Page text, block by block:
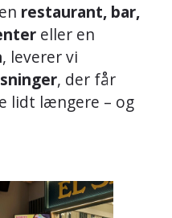
restaurant, bar,
eller en
, leverer vi
, der får
lidt længere – og